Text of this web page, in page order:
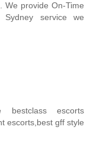
We provide On-Time
Sydney service we
escorts
escorts,best gff style